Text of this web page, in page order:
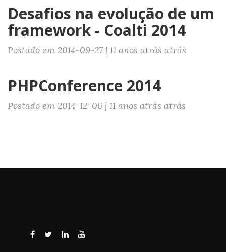
Desafios na evolução de um
framework - Coalti 2014
Postado em 2014-09-27 | 11 anos atrás atrás
PHPConference 2014
Postado em 2014-12-06 | 11 anos atrás atrás